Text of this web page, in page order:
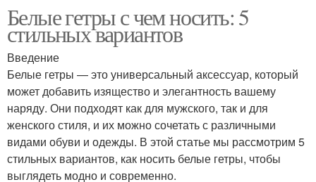
Белые гетры с чем носить: 5
стильных вариантов
Введение
Белые гетры — это универсальный аксессуар, который
может добавить изящество и элегантность вашему
наряду. Они подходят как для мужского, так и для
женского стиля, и их можно сочетать с различными
видами обуви и одежды. В этой статье мы рассмотрим 5
стильных вариантов, как носить белые гетры, чтобы
выглядеть модно и современно.